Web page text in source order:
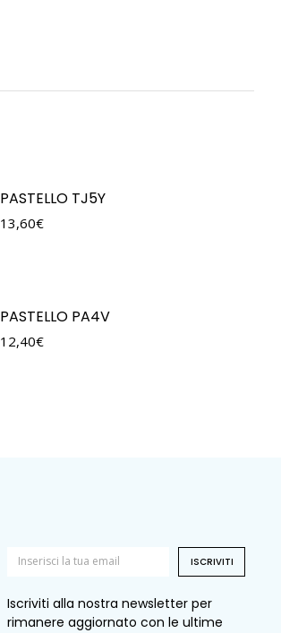
PASTELLO TJ5Y
13,60€
PASTELLO PA4V
12,40€
ISCRIVITI
Iscriviti alla nostra newsletter per
rimanere aggiornato con le ultime